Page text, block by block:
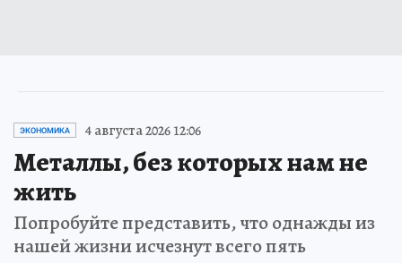
ЭКОНОМИКА 4 августа 2026 12:06
Металлы, без которых нам не
жить
Попробуйте представить, что однажды из
нашей жизни исчезнут всего пять